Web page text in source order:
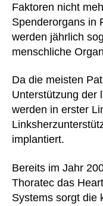
Faktoren nicht
Spenderorgans in
werden jährlich
menschliche
Da die meisten
Unterstützung der
werden in erster
implantiert.
Bereits im Jahr
Thoratec das
Systems sorgt die